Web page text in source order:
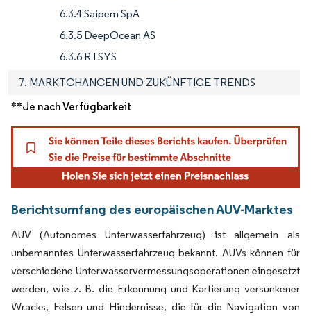
6.3.4 Saipem SpA
6.3.5 DeepOcean AS
6.3.6 RTSYS
7. MARKTCHANCEN UND ZUKÜNFTIGE TRENDS
**Je nach Verfügbarkeit
Berichtsumfang des europäischen AUV-Marktes
AUV (Autonomes Unterwasserfahrzeug) ist allgemein als
unbemanntes Unterwasserfahrzeug bekannt. AUVs können für
verschiedene Unterwasservermessungsoperationen eingesetzt
werden, wie z. B. die Erkennung und Kartierung versunkener
Wracks, Felsen und Hindernisse, die für die Navigation von